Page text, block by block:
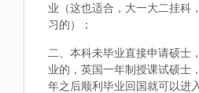
业（这也适合，大一大二挂科
习的）；
二、本科未毕业直接申请硕士
业的，英国一年制授课试硕士
年之后顺利毕业回国就可以进